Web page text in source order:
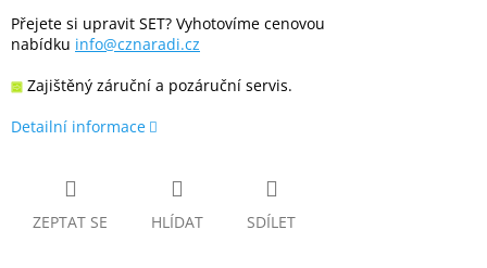
Přejete si upravit SET? Vyhotovíme cenovou
nabídku info@cznaradi.cz
Zajištěný záruční a pozáruční servis.
Detailní informace
ZEPTAT SE HLÍDAT SDÍLET